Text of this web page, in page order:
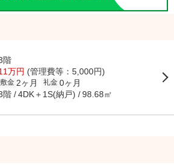
階
万円 (管理費等：5,000円)
敷金 2ヶ月 礼金 0ヶ月
階 4DK＋1S(納戸) 98.68㎡